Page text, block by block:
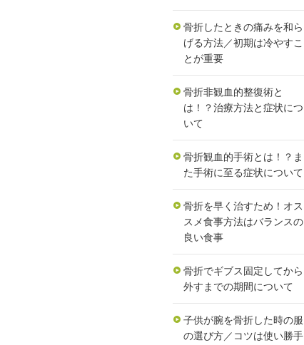
骨折したときの痛みを和ら
げる方法／初期は冷やすこ
とが重要
骨折非観血的整復術と
は！？治療方法と症状につ
いて
骨折観血的手術とは！？ま
た手術に至る症状について
骨折を早く治すため！オス
スメ食事方法はバランスの
良い食事
骨折でギブス固定してから
外すまでの期間について
子供が腕を骨折した時の服
の選び方／コツは使い勝手